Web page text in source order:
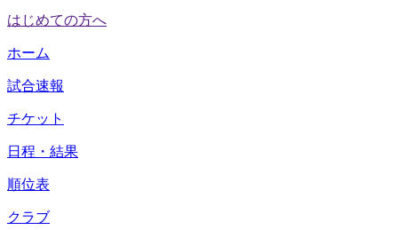
はじめての方へ
ホーム
試合速報
チケット
日程・結果
順位表
クラブ